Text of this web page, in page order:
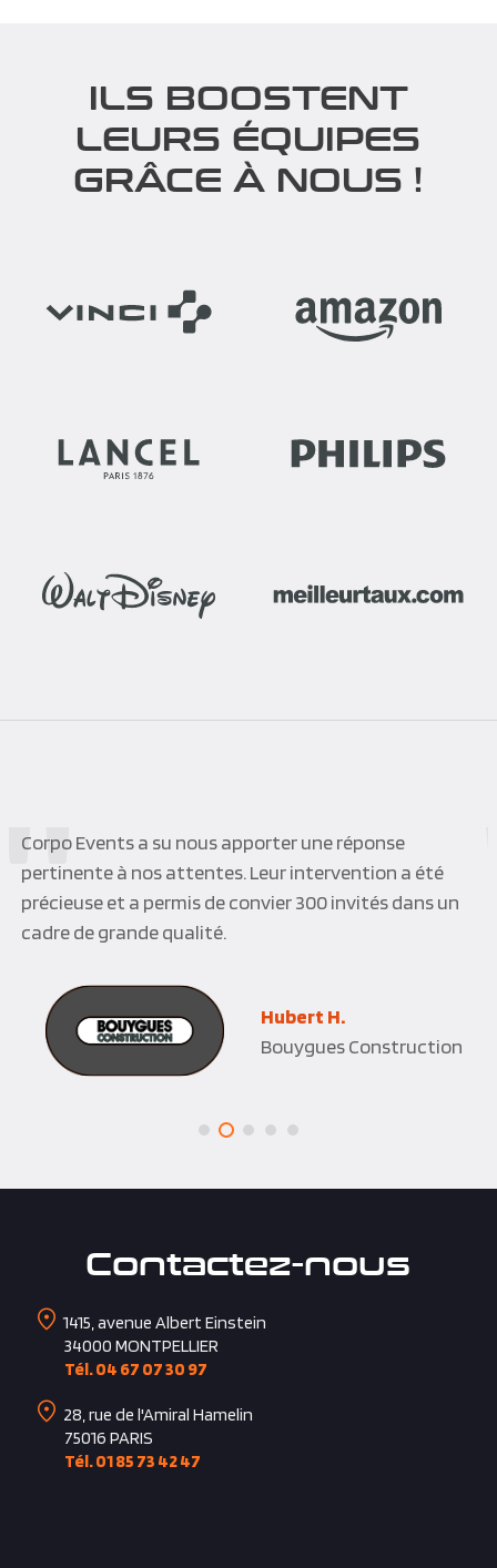
ILS BOOSTENT
LEURS ÉQUIPES
GRÂCE À NOUS !
Corpo Events a su nous apporter une réponse
pertinente à nos attentes. Leur intervention a été
précieuse et a permis de convier 300 invités dans un
cadre de grande qualité.
Hubert H.
Bouygues Construction
Contactez-nous
1415, avenue Albert Einstein
34000 MONTPELLIER
Tél. 04 67 07 30 97
28, rue de l'Amiral Hamelin
75016 PARIS
Tél. 01 85 73 42 47